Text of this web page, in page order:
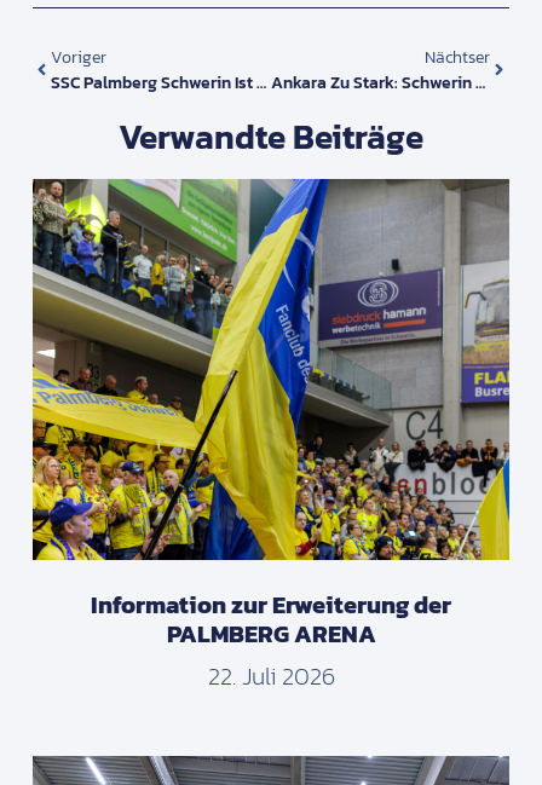
Voriger
SSC Palmberg Schwerin Ist „Team Des Jahres 2025“ In Mecklenburg-Vorpommern
Nächtser
Ankara Zu Stark: Schwerin Scheidet Im Champions-League-Play-Off Aus
Verwandte Beiträge
Information zur Erweiterung der
PALMBERG ARENA
22. Juli 2026